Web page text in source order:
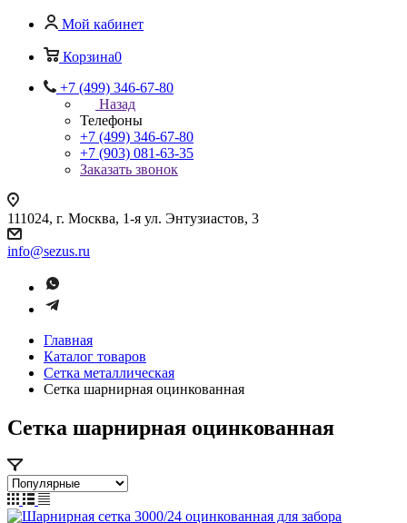
Мой кабинет
Корзина0
+7 (499) 346-67-80
Назад
Телефоны
+7 (499) 346-67-80
+7 (903) 081-63-35
Заказать звонок
111024, г. Москва, 1-я ул. Энтузиастов, 3
info@sezus.ru
Главная
Каталог товаров
Сетка металлическая
Сетка шарнирная оцинкованная
Сетка шарнирная оцинкованная